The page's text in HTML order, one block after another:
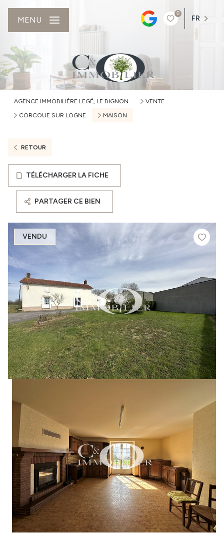
0
FR
MENU
AGENCE IMMOBILIÈRE LEGÉ, LE BIGNON
VENTE
CORCOUE SUR LOGNE
MAISON
RETOUR
TÉLÉCHARGER LA FICHE
PARTAGER CE BIEN
VENDU